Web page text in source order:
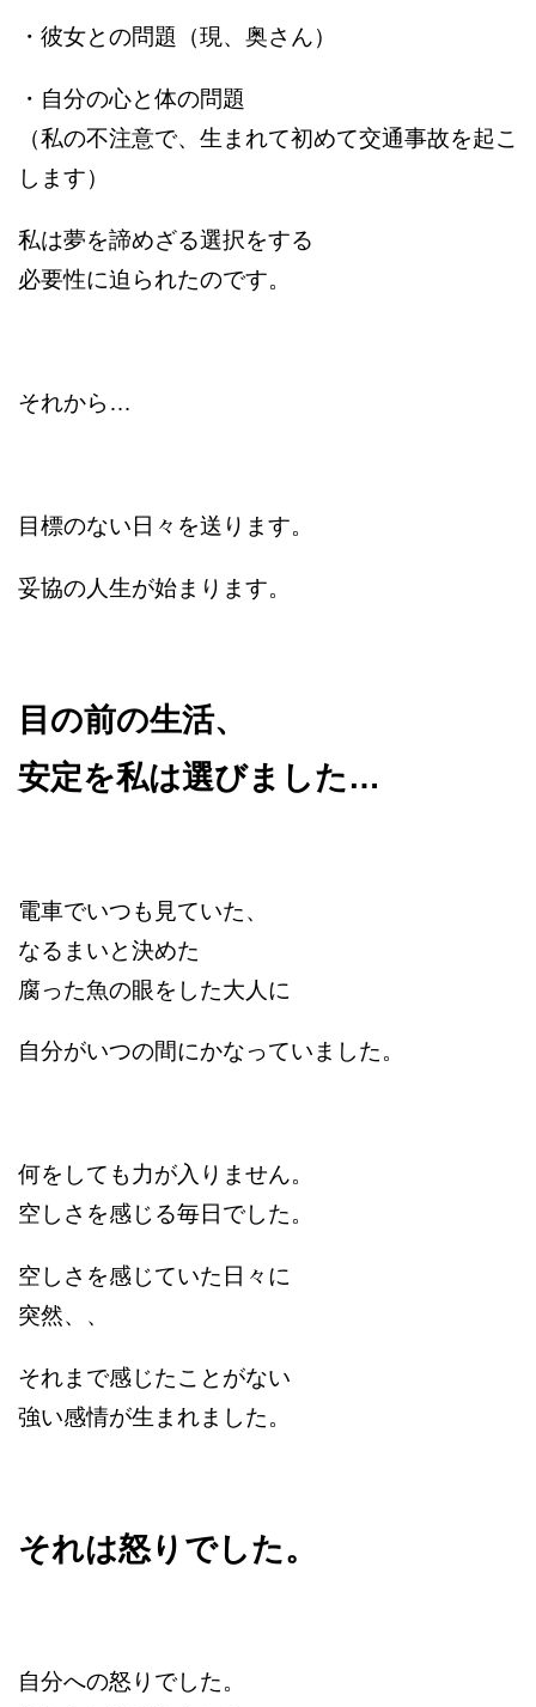
・彼女との問題（現、奥さん）
・自分の心と体の問題
（私の不注意で、生まれて初めて交通事故を起こ
します）
私は夢を諦めざる選択をする
必要性に迫られたのです。
それから…
目標のない日々を送ります。
妥協の人生が始まります。
目の前の生活、
安定を私は選びました…
電車でいつも見ていた、
なるまいと決めた
腐った魚の眼をした大人に
自分がいつの間にかなっていました。
何をしても力が入りません。
空しさを感じる毎日でした。
空しさを感じていた日々に
突然、、
それまで感じたことがない
強い感情が生まれました。
それは怒りでした。
自分への怒りでした。